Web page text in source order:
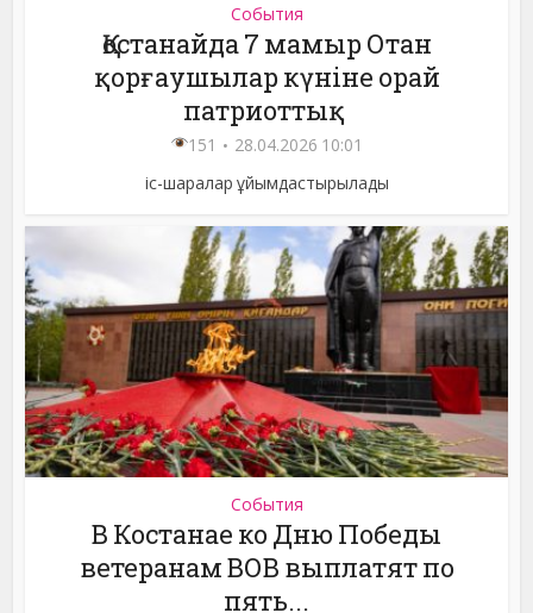
События
Қостанайда 7 мамыр Отан
қорғаушылар күніне орай
патриоттық
151
28.04.2026 10:01
іс-шаралар ұйымдастырылады
События
В Костанае ко Дню Победы
ветеранам ВОВ выплатят по
пять...